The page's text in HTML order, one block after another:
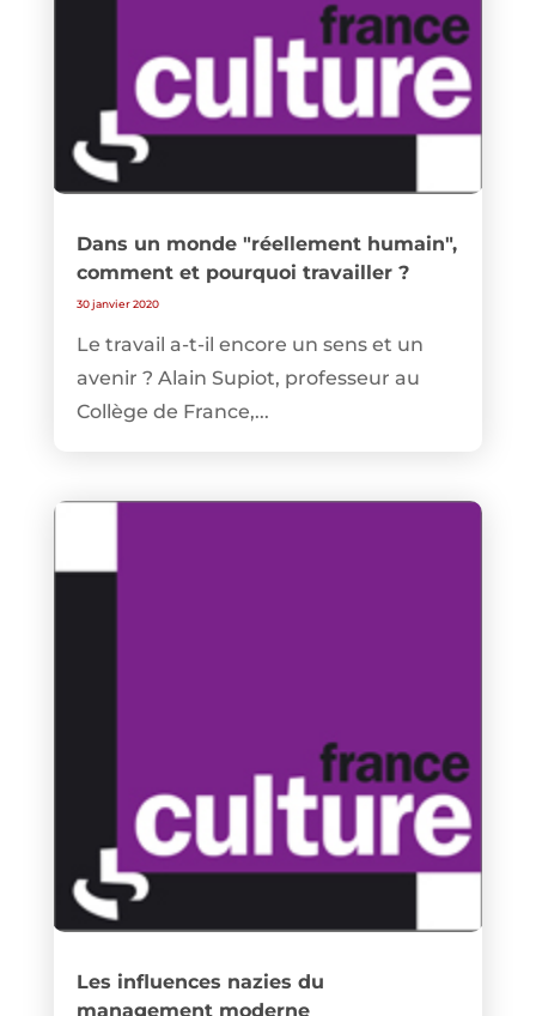
Dans un monde "réellement humain",
comment et pourquoi travailler ?
30 janvier 2020
Le travail a-t-il encore un sens et un
avenir ? Alain Supiot, professeur au
Collège de France,...
Les influences nazies du
management moderne